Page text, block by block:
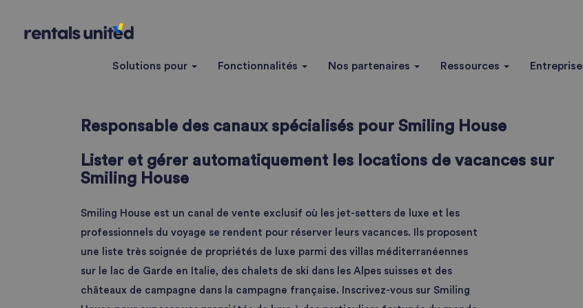
Solutions pour Fonctionnalités Nos partenaires Ressources Entreprise
Responsable des canaux spécialisés pour Smiling House
Lister et gérer automatiquement les locations de vacances sur
Smiling House
Smiling House est un canal de vente exclusif où les jet-setters de luxe et les
professionnels du voyage se rendent pour réserver leurs vacances. Ils proposent
une liste très soignée de propriétés de luxe parmi des villas méditerranéennes
sur le lac de Garde en Italie, des chalets de ski dans les Alpes suisses et des
châteaux de campagne dans la campagne française. Inscrivez-vous sur Smiling